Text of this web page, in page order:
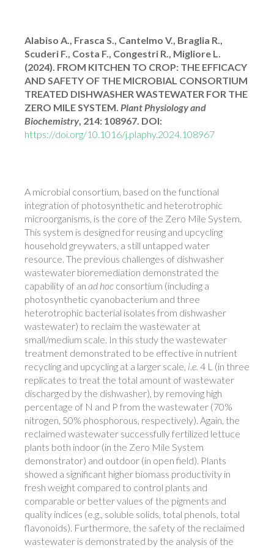
Alabiso A., Frasca S., Cantelmo V., Braglia R.,
Scuderi F., Costa F., Congestri R., Migliore L.
(2024). FROM KITCHEN TO CROP: THE EFFICACY
AND SAFETY OF THE MICROBIAL CONSORTIUM
TREATED DISHWASHER WASTEWATER FOR THE
ZERO MILE SYSTEM. Plant Physiology and
Biochemistry, 214: 108967. DOI:
https://doi.org/10.1016/j.plaphy.2024.108967
A microbial consortium, based on the functional
integration of photosynthetic and heterotrophic
microorganisms, is the core of the Zero Mile System.
This system is designed for reusing and upcycling
household greywaters, a still untapped water
resource. The previous challenges of dishwasher
wastewater bioremediation demonstrated the
capability of an ad hoc consortium (including a
photosynthetic cyanobacterium and three
heterotrophic bacterial isolates from dishwasher
wastewater) to reclaim the wastewater at
small/medium scale. In this study the wastewater
treatment demonstrated to be effective in nutrient
recycling and upcycling at a larger scale, i.e. 4 L (in three
replicates to treat the total amount of wastewater
discharged by the dishwasher), by removing high
percentage of N and P from the wastewater (70%
nitrogen, 50% phosphorous, respectively). Again, the
reclaimed wastewater successfully fertilized lettuce
plants both indoor (in the Zero Mile System
demonstrator) and outdoor (in open field). Plants
showed a significant higher biomass productivity in
fresh weight compared to control plants and
comparable or better values of the pigments and
quality indices (e.g., soluble solids, total phenols, total
flavonoids). Furthermore, the safety of the reclaimed
wastewater is demonstrated by the analysis of the